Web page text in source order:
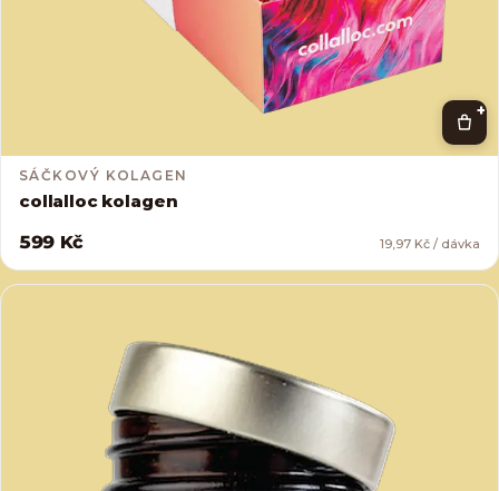
+
SÁČKOVÝ KOLAGEN
collalloc kolagen
599 Kč
19,97 Kč / dávka